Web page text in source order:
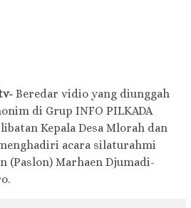
Beredar vidio yang diunggah
di Grup INFO PILKADA
Kepala Desa Mlorah dan
acara silaturahmi
(Paslon) Marhaen Djumadi-